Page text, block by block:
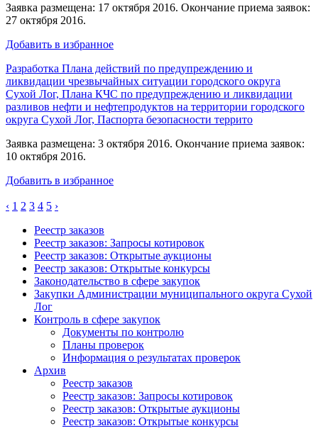
Заявка размещена: 17 октября 2016. Окончание приема заявок:
27 октября 2016.
Добавить в избранное
Разработка Плана действий по предупреждению и
ликвидации чрезвычайных ситуации городского округа
Сухой Лог, Плана КЧС по предупреждению и ликвидации
разливов нефти и нефтепродуктов на территории городского
округа Сухой Лог, Паспорта безопасности террито
Заявка размещена: 3 октября 2016. Окончание приема заявок:
10 октября 2016.
Добавить в избранное
‹ 1 2 3 4 5 ›
Реестр заказов
Реестр заказов: Запросы котировок
Реестр заказов: Открытые аукционы
Реестр заказов: Открытые конкурсы
Законодательство в сфере закупок
Закупки Администрации муниципального округа Сухой
Лог
Контроль в сфере закупок
Документы по контролю
Планы проверок
Информация о результатах проверок
Архив
Реестр заказов
Реестр заказов: Запросы котировок
Реестр заказов: Открытые аукционы
Реестр заказов: Открытые конкурсы